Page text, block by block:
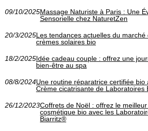
09/10/2025Massage Naturiste à Paris : Une
Sensorielle chez NaturetZen
20/3/2025Les tendances actuelles du marché
crèmes solaires bio
18/2/2025Idée cadeau couple : offrez une
bien-être au spa
08/8/2024Une routine réparatrice certifiée bio
Crème cicatrisante de Laboratoires
26/12/2023Coffrets de Noël : offrez le
cosmétique bio avec les
Biarritz®